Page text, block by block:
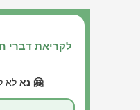
לקריאת דברי
🤗 נא לא